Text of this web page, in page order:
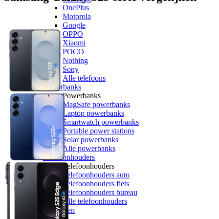
OnePlus
Motorola
Google
OPPO
Xiaomi
POCO
Nothing
Sony
Alle telefoons
Powerbanks
Powerbanks
MagSafe powerbanks
Laptop powerbanks
Smartwatch powerbanks
Portable power stations
Solar powerbanks
Alle powerbanks
Telefoonhouders
Telefoonhouders
Telefoonhouders auto
Telefoonhouders fiets
Telefoonhouders bureau
Alle telefoonhouders
Geheugen